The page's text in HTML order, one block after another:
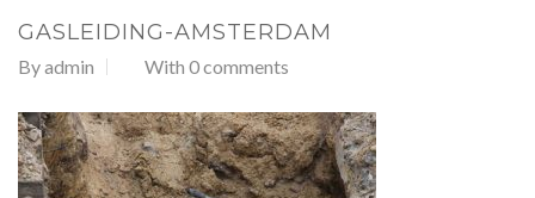
GASLEIDING-AMSTERDAM
Byadmin With 0 comments